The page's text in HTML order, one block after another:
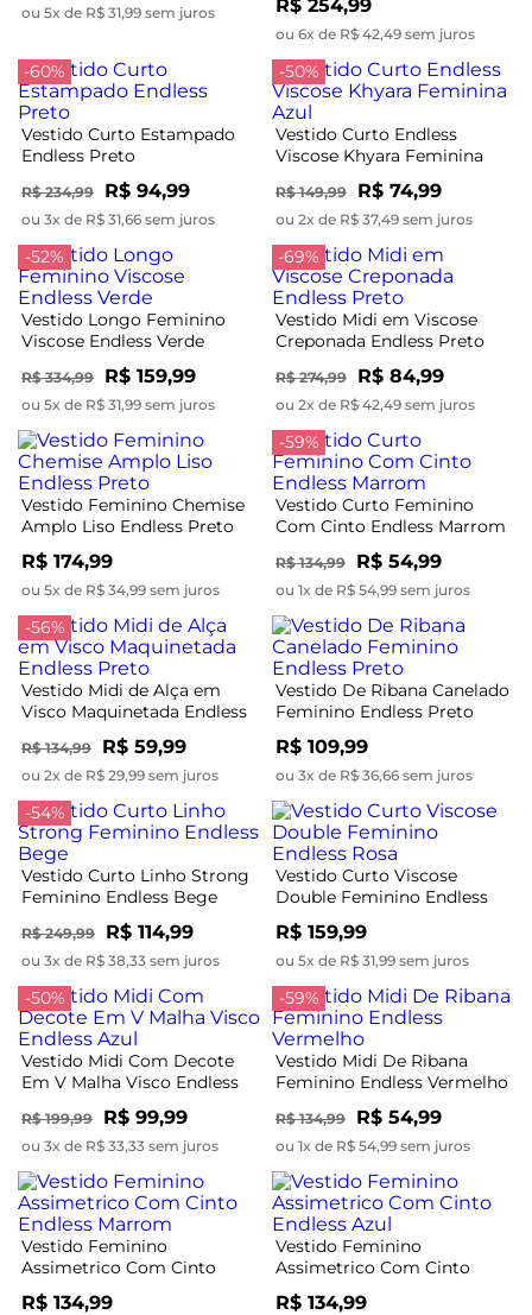
ou 5x de R$ 31,99 sem juros R$ 254,99
ou 6x de R$ 42,49 sem juros
-60%
Vestido Curto Estampado
Endless Preto
R$ 234,99 R$ 94,99
ou 3x de R$ 31,66 sem juros
-50%
Vestido Curto Endless
Viscose Khyara Feminina
R$ 149,99 R$ 74,99
ou 2x de R$ 37,49 sem juros
-52%
Vestido Longo Feminino
Viscose Endless Verde
R$ 334,99 R$ 159,99
ou 5x de R$ 31,99 sem juros
-69%
Vestido Midi em Viscose
Creponada Endless Preto
R$ 274,99 R$ 84,99
ou 2x de R$ 42,49 sem juros
Vestido Feminino Chemise
Amplo Liso Endless Preto
R$ 174,99
ou 5x de R$ 34,99 sem juros
-59%
Vestido Curto Feminino
Com Cinto Endless Marrom
R$ 134,99 R$ 54,99
ou 1x de R$ 54,99 sem juros
-56%
Vestido Midi de Alça em
Visco Maquinetada Endless
R$ 134,99 R$ 59,99
ou 2x de R$ 29,99 sem juros
Vestido De Ribana Canelado
Feminino Endless Preto
R$ 109,99
ou 3x de R$ 36,66 sem juros
-54%
Vestido Curto Linho Strong
Feminino Endless Bege
R$ 249,99 R$ 114,99
ou 3x de R$ 38,33 sem juros
Vestido Curto Viscose
Double Feminino Endless
Rosa
R$ 159,99
ou 5x de R$ 31,99 sem juros
-50%
Vestido Midi Com Decote
Em V Malha Visco Endless
R$ 199,99 R$ 99,99
ou 3x de R$ 33,33 sem juros
-59%
Vestido Midi De Ribana
Feminino Endless Vermelho
R$ 134,99 R$ 54,99
ou 1x de R$ 54,99 sem juros
Vestido Feminino
Assimetrico Com Cinto
Endless Marrom
R$ 134,99
Vestido Feminino
Assimetrico Com Cinto
Endless Azul
R$ 134,99